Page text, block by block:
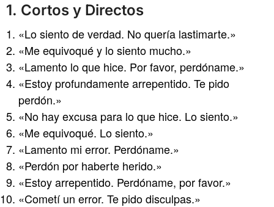
1. Cortos y Directos
«Lo siento de verdad. No quería lastimarte.»
«Me equivoqué y lo siento mucho.»
«Lamento lo que hice. Por favor, perdóname.»
«Estoy profundamente arrepentido. Te pido
perdón.»
«No hay excusa para lo que hice. Lo siento.»
«Me equivoqué. Lo siento.»
«Lamento mi error. Perdóname.»
«Perdón por haberte herido.»
«Estoy arrepentido. Perdóname, por favor.»
«Cometí un error. Te pido disculpas.»